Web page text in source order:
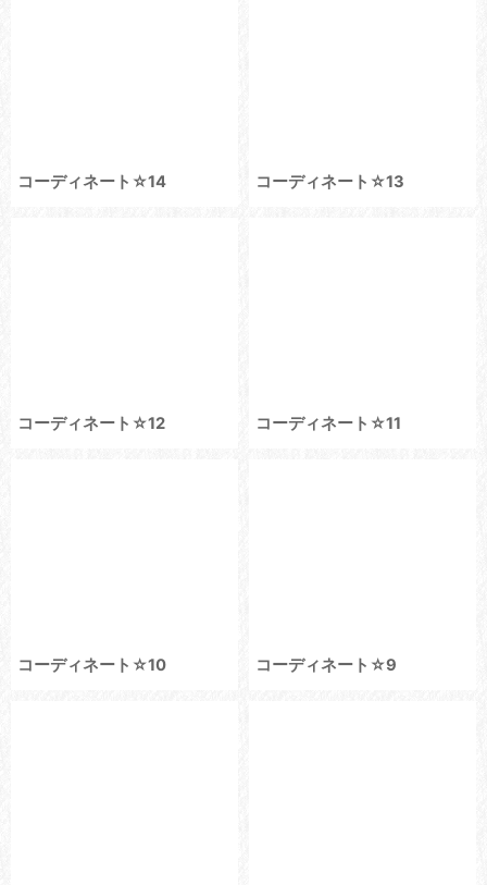
コーディネート☆14 コーディネート☆13
コーディネート☆12 コーディネート☆11
コーディネート☆10 コーディネート☆9